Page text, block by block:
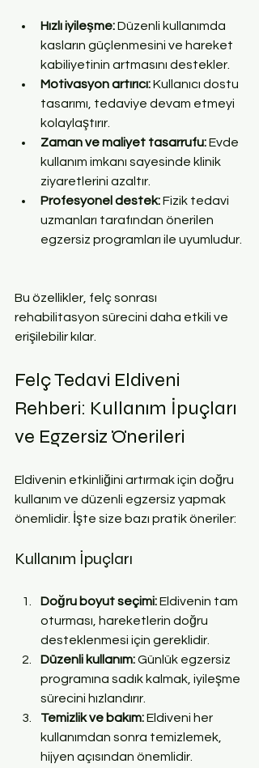
Hızlı iyileşme: Düzenli kullanımda
kasların güçlenmesini ve hareket
kabiliyetinin artmasını destekler.
Motivasyon artırıcı: Kullanıcı dostu
tasarımı, tedaviye devam etmeyi
kolaylaştırır.
Zaman ve maliyet tasarrufu: Evde
kullanım imkanı sayesinde klinik
ziyaretlerini azaltır.
Profesyonel destek: Fizik tedavi
uzmanları tarafından önerilen
egzersiz programları ile uyumludur.
Bu özellikler, felç sonrası
rehabilitasyon sürecini daha etkili ve
erişilebilir kılar.
Felç Tedavi Eldiveni
Rehberi: Kullanım İpuçları
ve Egzersiz Önerileri
Eldivenin etkinliğini artırmak için doğru
kullanım ve düzenli egzersiz yapmak
önemlidir. İşte size bazı pratik öneriler:
Kullanım İpuçları
Doğru boyut seçimi: Eldivenin tam
oturması, hareketlerin doğru
desteklenmesi için gereklidir.
Düzenli kullanım: Günlük egzersiz
programına sadık kalmak, iyileşme
sürecini hızlandırır.
Temizlik ve bakım: Eldiveni her
kullanımdan sonra temizlemek,
hijyen açısından önemlidir.